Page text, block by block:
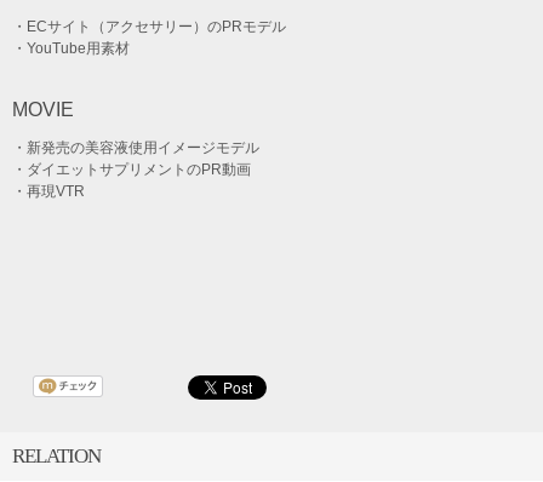
・ECサイト（アクセサリー）のPRモデル
・YouTube用素材
MOVIE
・新発売の美容液使用イメージモデル
・ダイエットサプリメントのPR動画
・再現VTR
RELATION